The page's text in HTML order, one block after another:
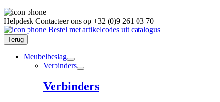
Helpdesk Contacteer ons op +32 (0)9 261 03 70
Bestel met artikelcodes uit catalogus
Terug
Meubelbeslag
Verbinders
Verbinders